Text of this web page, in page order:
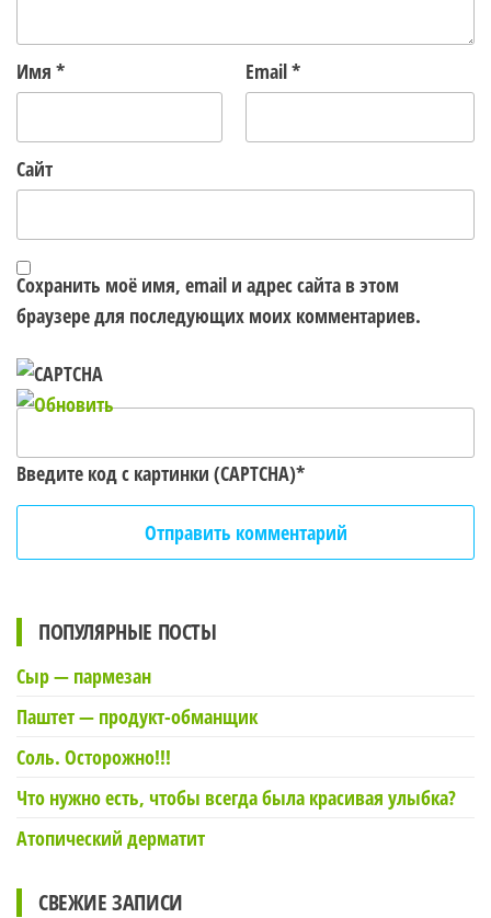
Имя * Email*
Сайт
Сохранить моё имя, email и адрес сайта в этом
браузере для последующих моих комментариев.
Введите код с картинки (CAPTCHA)*
ПОПУЛЯРНЫЕ ПОСТЫ
Сыр — пармезан
Паштет — продукт-обманщик
Соль. Осторожно!!!
Что нужно есть, чтобы всегда была красивая улыбка?
Атопический дерматит
СВЕЖИЕ ЗАПИСИ